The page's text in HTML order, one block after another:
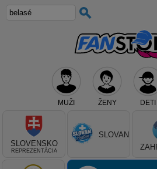
MUŽI ŽENY DETI
Teraz vyberte klub, alebo
SLOVENSKO
REPREZENTÁCIA
SLOVAN